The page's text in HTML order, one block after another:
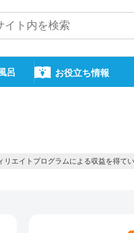
呂 お役立ち情報
エイトプログラムによる収益を得てい